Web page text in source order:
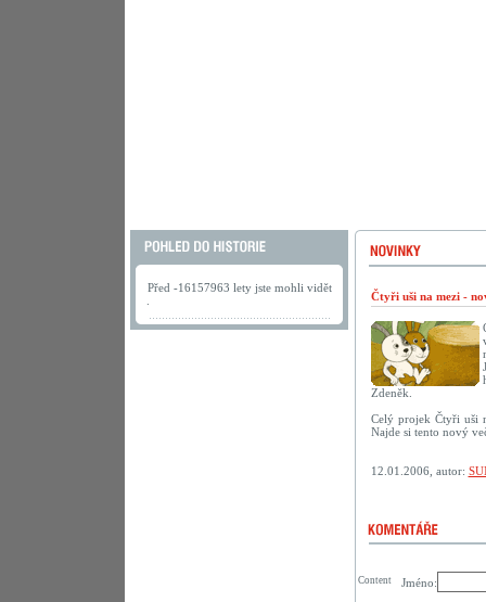
Před -16157963 lety jste mohli vidět
Čtyři uši na mezi -
Zdeněk.
Celý projek Čtyři uši
Najde si tento nový
12.01.2006, autor:
Jméno:
Content